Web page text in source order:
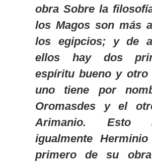
obra Sobre la
los Magos son más
los egipcios; y de
ellos hay dos
espíritu bueno y otro
uno tiene por
Oromasdes y el
Arimanio. Esto
igualmente
primero de su